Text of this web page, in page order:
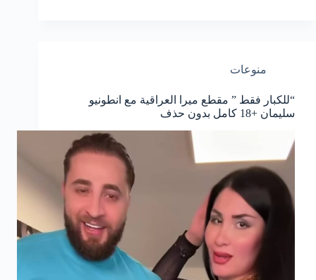
منوعات
“للكبار فقط ” مقطع ميرا العراقية مع انطونيو
سليمان +18 كامل بدون حذف